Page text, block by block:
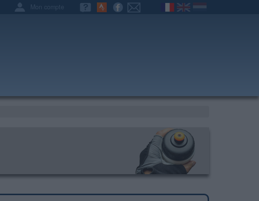
Mon compte